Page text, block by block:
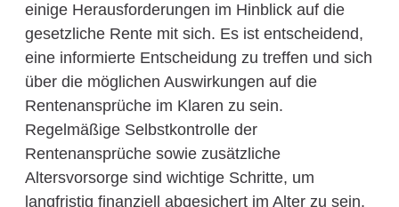
einige Herausforderungen im Hinblick auf die
gesetzliche Rente mit sich. Es ist entscheidend,
eine informierte Entscheidung zu treffen und sich
über die möglichen Auswirkungen auf die
Rentenansprüche im Klaren zu sein.
Regelmäßige Selbstkontrolle der
Rentenansprüche sowie zusätzliche
Altersvorsorge sind wichtige Schritte, um
langfristig finanziell abgesichert im Alter zu sein.